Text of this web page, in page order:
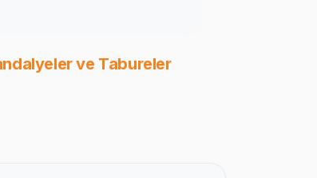
ve Tabureler